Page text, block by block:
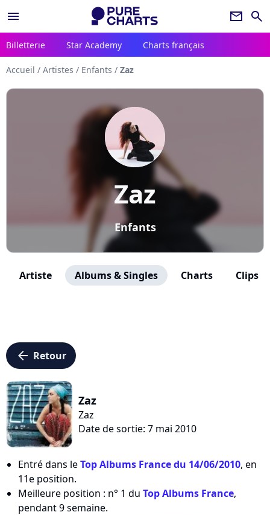
menu newsletter search
Billetterie Star Academy Charts français
Accueil / Artistes / Enfants / Zaz
Zaz
Enfants
Artiste Albums & Singles Charts Clips
arrow_left Retour
Zaz
Zaz
Date de sortie: 7 mai 2010
Entré dans leTop Albums France du 14/06/2010, en
11e position.
Meilleure position : n° 1 du Top Albums France,
pendant 9 semaine.